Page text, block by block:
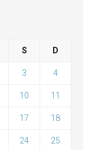
S D
3 4
10 11
17 18
24 25